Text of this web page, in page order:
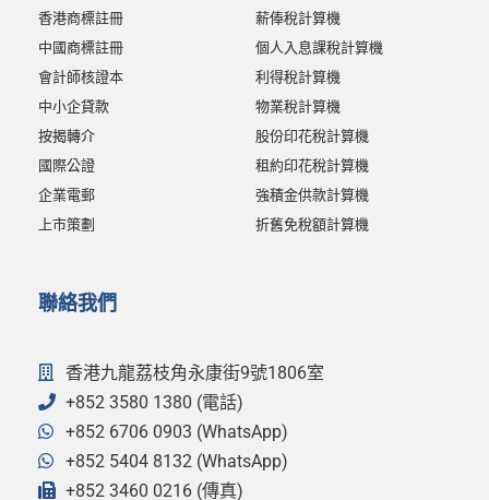
香港商標註冊
中國商標註冊
會計師核證本
中小企貸款
按揭轉介
國際公證
企業電郵
上市策劃
薪俸稅計算機
個人入息課稅計算機
利得稅計算機
物業稅計算機
股份印花稅計算機
租約印花稅計算機
強積金供款計算機
折舊免稅額計算機
聯絡我們
香港九龍荔枝角永康街9號1806室
+852 3580 1380 (電話)
+852 6706 0903 (WhatsApp)
+852 5404 8132 (WhatsApp)
+852 3460 0216 (傳真)